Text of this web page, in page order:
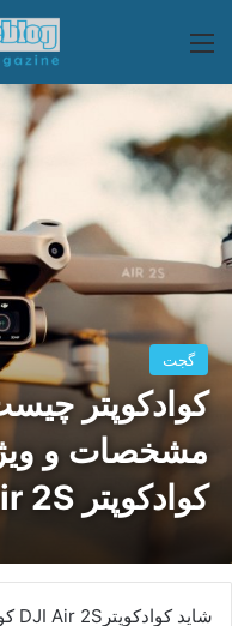
منو
گجت
کوادکوپتر
مشخصات و
کوادکوپتر DJI Air 2S
شاید کوادکوپترDJI Air 2S کوچک‌ترین و ارزان‌ترین پهپاد یا